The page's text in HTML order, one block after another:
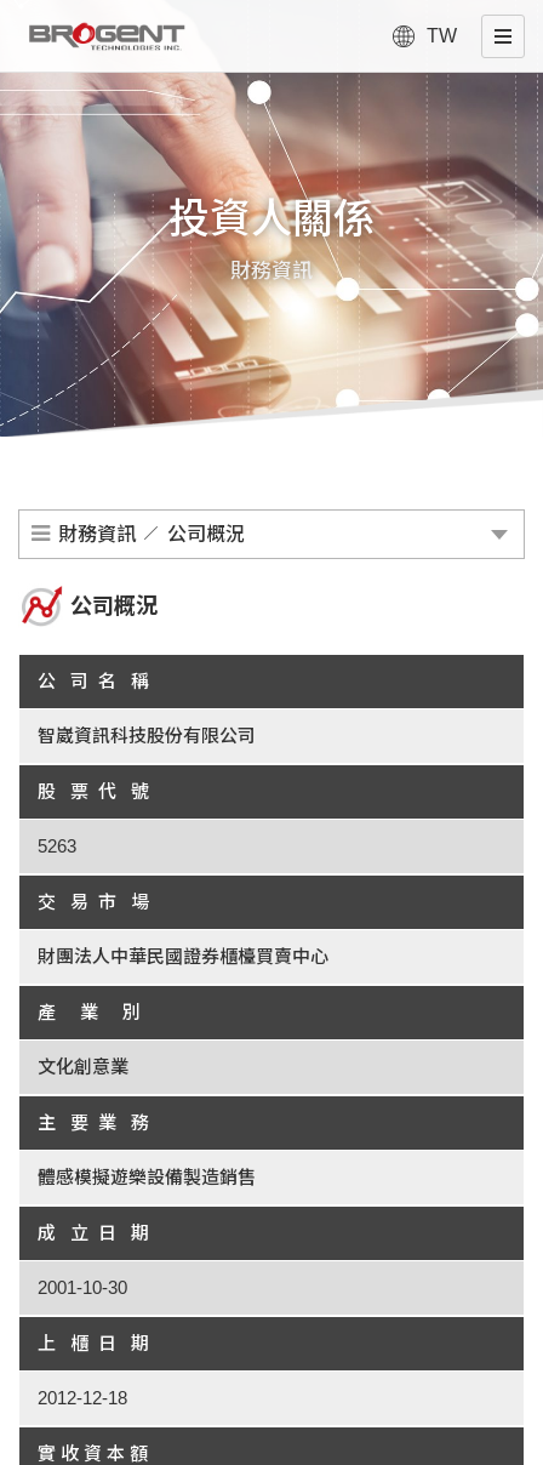
TW
投資人關係
財務資訊
財務資訊 公司概況
公司概況
公 司 名 稱
智崴資訊科技股份有限公司
股 票 代 號
5263
交 易 市 場
財團法人中華民國證券櫃檯買賣中心
產 業 別
文化創意業
主 要 業 務
體感模擬遊樂設備製造銷售
成 立 日 期
2001-10-30
上 櫃 日 期
2012-12-18
實 收 資 本 額